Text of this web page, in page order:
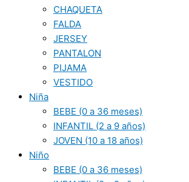
CHAQUETA
FALDA
JERSEY
PANTALON
PIJAMA
VESTIDO
Niña
BEBE (0 a 36 meses)
INFANTIL (2 a 9 años)
JOVEN (10 a 18 años)
Niño
BEBE (0 a 36 meses)